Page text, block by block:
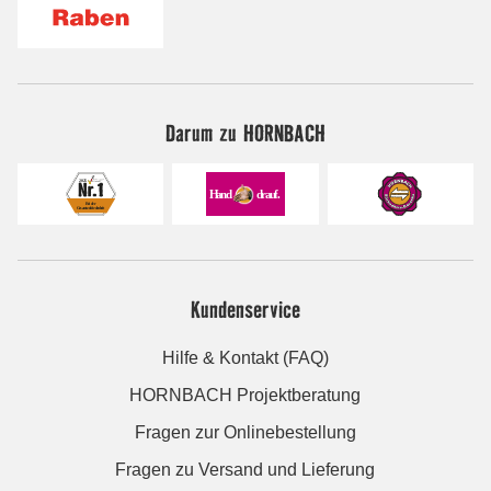
Darum zu HORNBACH
Kundenservice
Hilfe & Kontakt (FAQ)
HORNBACH Projektberatung
Fragen zur Onlinebestellung
Fragen zu Versand und Lieferung